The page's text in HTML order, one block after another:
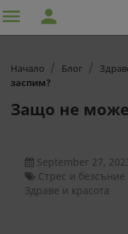
 person
Начало Блог
заспим?
Защо не
September 27,
Стрес и безсъние
Здраве и красота